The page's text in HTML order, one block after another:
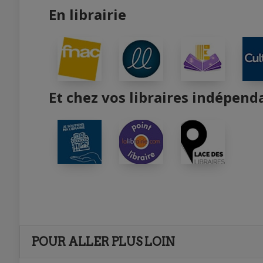
En librairie
Et chez vos libraires
POUR ALLER PLUS LOIN